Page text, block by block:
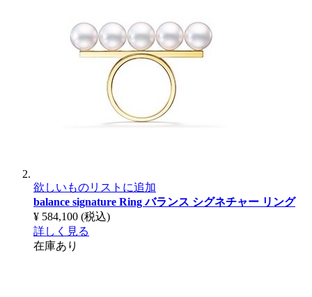
欲しいものリストに追加
balance signature Ringバランス シグネチャー リング
¥ 584,100 (税込)
詳しく見る
在庫あり